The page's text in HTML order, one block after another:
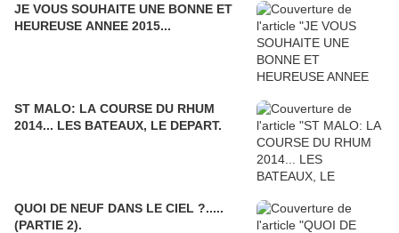
JE VOUS SOUHAITE UNE BONNE ET
HEUREUSE ANNEE 2015...
ST MALO: LA COURSE DU RHUM
2014... LES BATEAUX, LE DEPART.
QUOI DE NEUF DANS LE CIEL ?.....
(PARTIE 2).